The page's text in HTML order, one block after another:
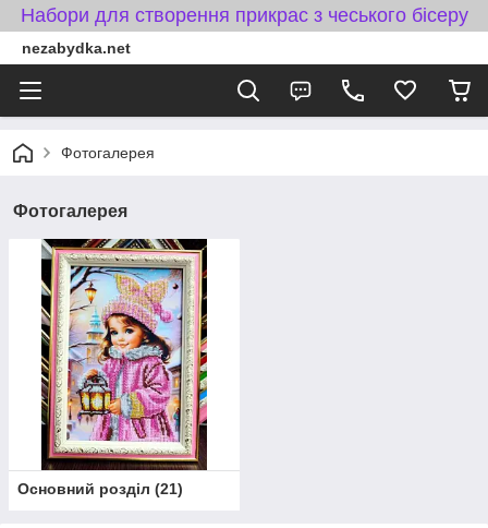
Набори для створення прикрас з чеського бісеру
nezabydka.net
Фотогалерея
Фотогалерея
Основний розділ (21)